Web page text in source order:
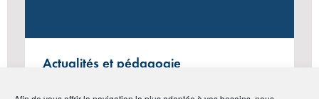
Actualités et pédagogie